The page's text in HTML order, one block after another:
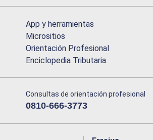
App y herramientas
Micrositios
Orientación Profesional
Enciclopedia Tributaria
Consultas de orientación profesional
0810-666-3773